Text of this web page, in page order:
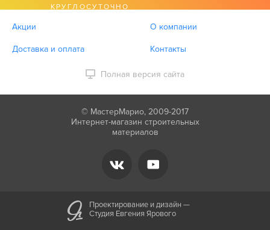
КРУГЛОСУТОЧНО
Акции О компании
Доставка и оплата Контакты
Полная версия сайта
© МастерМарио, 2009-2017
Интернет-магазин строительных
материалов
Проектирование и дизайн —
Студия Евгения Ярового